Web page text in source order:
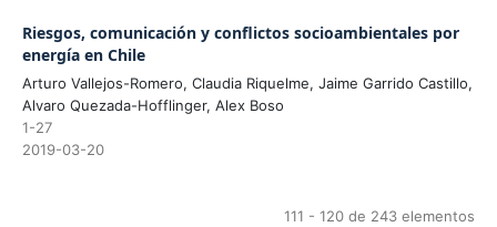
Riesgos, comunicación y conflictos socioambientales por
energía en Chile
Arturo Vallejos-Romero, Claudia Riquelme, Jaime Garrido Castillo,
Alvaro Quezada-Hofflinger, Alex Boso
1-27
2019-03-20
111 - 120 de 243 elementos